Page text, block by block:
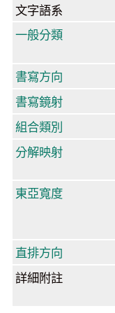
文字語系
一般分類
書寫方向
書寫鏡射
組合類別
分解映射
東亞寬度
直排方向
詳細附註